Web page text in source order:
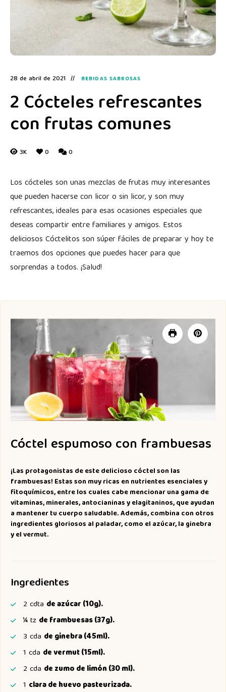
28 de abril de 2021 BEBIDAS SABROSAS
2 Cócteles refrescantes
con frutas comunes
3K 0 0
Los cócteles son unas mezclas de frutas muy interesantes
que pueden hacerse con licor o sin licor, y son muy
refrescantes, ideales para esas ocasiones especiales que
deseas compartir entre familiares y amigos. Estos
deliciosos Cóctelitos son súper fáciles de preparar y hoy te
traemos dos opciones que puedes hacer para que
sorprendas a todos. ¡Salud!
Cóctel espumoso con frambuesas
¡Las protagonistas de este delicioso cóctel son las
frambuesas! Estas son muy ricas en nutrientes esenciales y
fitoquímicos, entre los cuales cabe mencionar una gama de
vitaminas, minerales, antocianinas y elagitaninos, que ayudan
a mantener tu cuerpo saludable. Además, combina con otros
ingredientes gloriosos al paladar, como el azúcar, la ginebra
y el vermut.
Ingredientes
2 cdta de azúcar (10g).
¼tz de frambuesas (37g).
3 cda de ginebra (45ml).
1 cda de vermut (15ml).
2 cda de zumo de limón (30 ml).
1 clara de huevo pasteurizada.